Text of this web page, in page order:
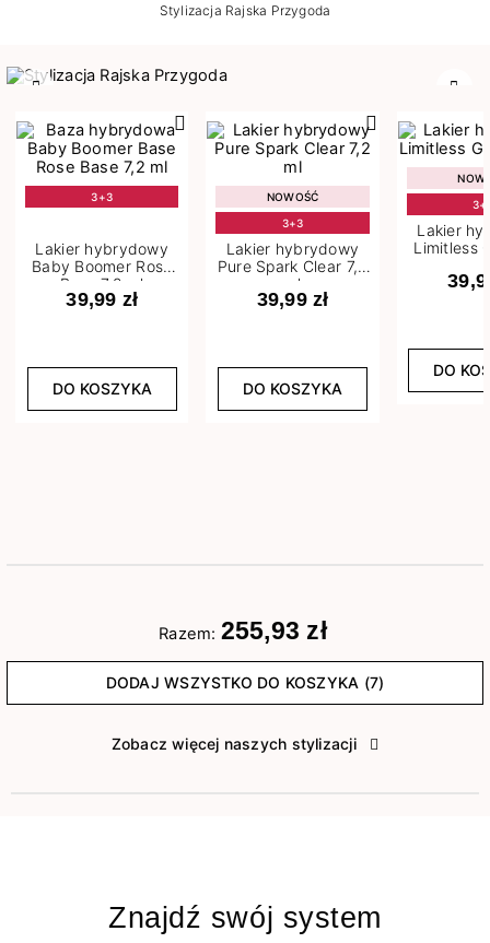
Stylizacja Rajska Przygoda
3+3
Lakier hybrydowy
Baby Boomer Rose
Base 7,2 ml
39,99 zł
DO KOSZYKA
NOWOŚĆ
3+3
Lakier hybrydowy
Pure Spark Clear 7,2
ml
39,99 zł
DO KOSZYKA
Lakier
Limitless
DO
Razem: 255,93 zł
DODAJ WSZYSTKO DO KOSZYKA (7)
Zobacz więcej naszych stylizacji
Znajdź swój system